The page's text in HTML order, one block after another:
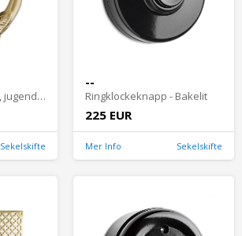
Dørhammer - Rund, jugend, messing
Sekelskifte
--
Ringklockeknapp - Bakelit
225 EUR
Mer Info Sekelskifte